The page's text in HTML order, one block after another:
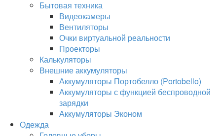
Бытовая техника
Видеокамеры
Вентиляторы
Очки виртуальной реальности
Проекторы
Калькуляторы
Внешние аккумуляторы
Аккумуляторы Портобелло (Portobello)
Аккумуляторы с функцией беспроводной
зарядки
Аккумуляторы Эконом
Одежда